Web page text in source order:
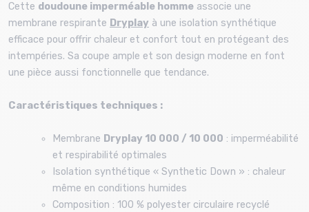
Cette doudoune imperméable homme associe une
membrane respirante Dryplay à une isolation synthétique
efficace pour offrir chaleur et confort tout en protégeant des
intempéries. Sa coupe ample et son design moderne en font
une pièce aussi fonctionnelle que tendance.
Caractéristiques techniques :
Membrane Dryplay 10 000 / 10 000 : imperméabilité
et respirabilité optimales
Isolation synthétique « Synthetic Down » : chaleur
même en conditions humides
Composition : 100 % polyester circulaire recyclé